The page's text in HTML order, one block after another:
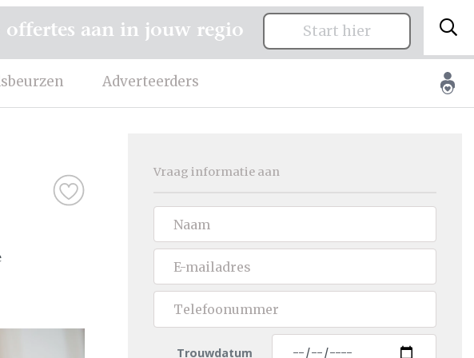
Adverteerders
offertes aan in jouw regio Start hier
Vraag informatie aan
Trouwdatum